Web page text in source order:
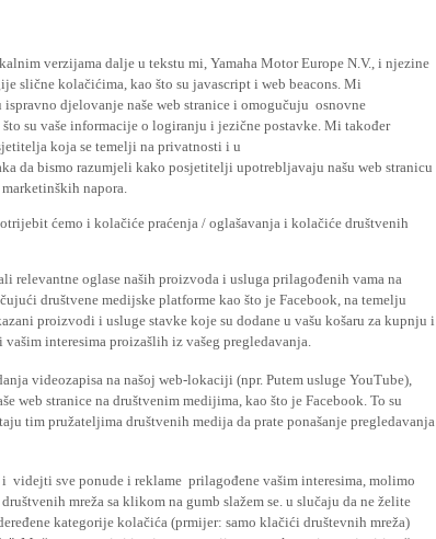
verzijama dalje u tekstu mi, Yamaha Motor Europe N.V., i njezine
slične kolačićima, kao što su javascript i web beacons. Mi
djelovanje naše web stranice i omogučuju osnovne
su vaše informacije o logiranju i jezične postavke. Mi također
koja se temelji na privatnosti i u
da bismo razumjeli kako posjetitelji upotrebljavaju našu web stranicu
napora.
ćemo i kolačiće praćenja / oglašavanja i kolačiće društvenih
relevantne oglase naših proizvoda i usluga prilagođenih vama na
društvene medijske platforme kao što je Facebook, na temelju
proizvodi i usluge stavke koje su dodane u vašu košaru za kupnju i
interesima proizašlih iz vašeg pregledavanja.
videozapisa na našoj web-lokaciji (npr. Putem usluge YouTube),
web stranice na društvenim medijima, kao što je Facebook. To su
tim pružateljima društvenih medija da prate ponašanje pregledavanja
videjti sve ponude i reklame prilagođene vašim interesima, molimo
mreža sa klikom na gumb slažem se. u slučaju da ne želite
kategorije kolačića (prmijer: samo klačići društevnih mreža)